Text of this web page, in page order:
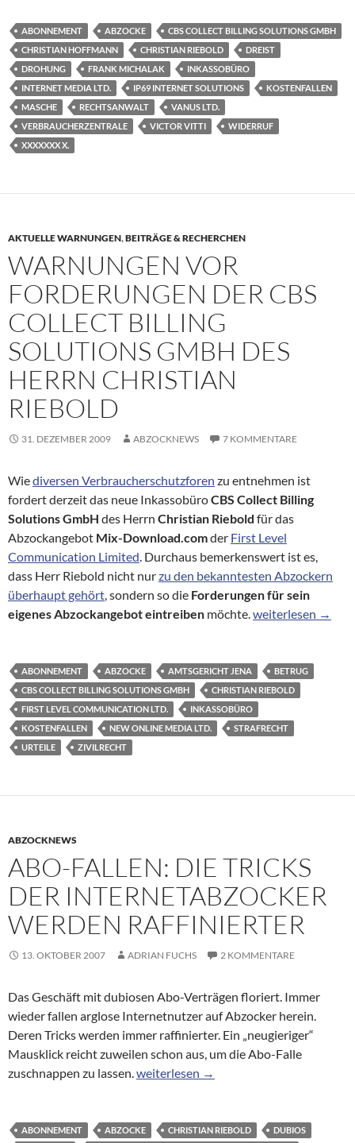
ABONNEMENT ABZOCKE
CBS COLLECT BILLING SOLUTIONS GMBH
CHRISTIAN HOFFMANN
CHRISTIAN RIEBOLD
DREIST
DROHUNG
FRANK MICHALAK
INKASSOBÜRO
INTERNET MEDIA LTD.
IP69 INTERNET SOLUTIONS
KOSTENFALLEN
MASCHE
RECHTSANWALT
VANUS LTD.
VERBRAUCHERZENTRALE
VICTOR VITTI
WIDERRUF
XXXXXXX X.
AKTUELLE WARNUNGEN,BEITRÄGE & RECHERCHEN
WARNUNGEN VOR
FORDERUNGEN DER CBS
COLLECT BILLING
SOLUTIONS GMBH DES
HERRN CHRISTIAN
RIEBOLD
31. DEZEMBER 2009 ABZOCKNEWS 7 KOMMENTARE
Wiediversen Verbraucherschutzforen zu entnehmen ist
fordert derzeit das neue InkassobüroCBS Collect Billing
Solutions GmbH des Herrn Christian Riebold für das
Abzockangebot Mix-Download.comder First Level
Communication Limited. Durchaus bemerkenswert ist es,
dass Herr Riebold nicht nurzu den bekanntesten Abzockern
überhaupt gehört, sondern so die Forderungen für sein
eigenes Abzockangebot eintreiben möchte.Warnungen vor
weiterlesen →
ABONNEMENT ABZOCKE AMTSGERICHT JENA
BETRUG
CBS COLLECT BILLING SOLUTIONS GMBH
CHRISTIAN RIEBOLD
FIRST LEVEL COMMUNICATION LTD.
INKASSOBÜRO
KOSTENFALLEN
NEW ONLINE MEDIA LTD.
STRAFRECHT
URTEILE
ZIVILRECHT
ABZOCKNEWS
ABO-FALLEN: DIE TRICKS
DER INTERNETABZOCKER
WERDEN RAFFINIERTER
13. OKTOBER 2007 ADRIAN FUCHS 2 KOMMENTARE
Das Geschäft mit dubiosen Abo-Verträgen floriert. Immer
wieder fallen arglose Internetnutzer auf Abzocker herein.
Deren Tricks werden immer raffinierter. Ein „neugieriger“
Mausklick reicht zuweilen schon aus, um die Abo-Falle
zuschnappen zu lassen.Abo-Fallen: Die Tricks der
weiterlesen →
ABONNEMENT ABZOCKE CHRISTIAN RIEBOLD
DUBIOS